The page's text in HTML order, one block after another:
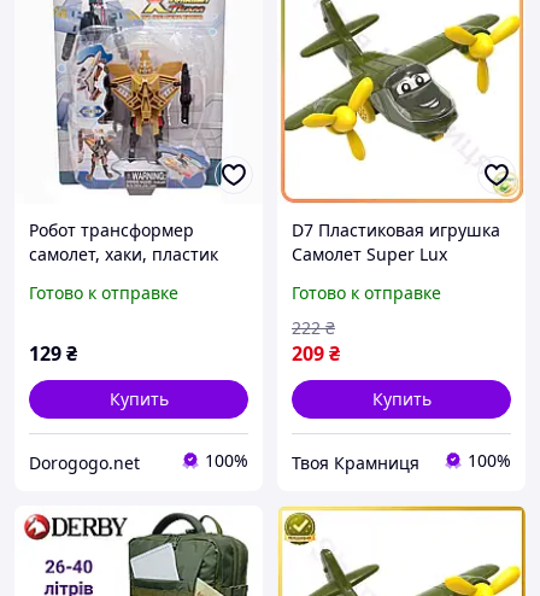
Робот трансформер
самолет, хаки, пластик
Готово к отправке
129₴
Купить
Dorogogo.net 100%
D7 Пластиковая игрушка
Самолет Super Lux
открывающейся кабиной
и вращающимис MOD58L
Готово к отправке
209₴
222 ₴
Купить
Твоя Крамниця 100%